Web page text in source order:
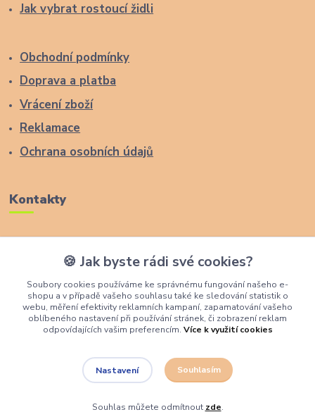
Jak vybrat rostoucí židli
Obchodní podmínky
Doprava a platba
Vrácení zboží
Reklamace
Ochrana osobních údajů
Kontakty
+420 774 291 043
info@rostouci-zidle.cz
🍪 Jak byste rádi své cookies?
Soubory cookies používáme ke správnému fungování našeho e-
shopu a v případě vašeho souhlasu také ke sledování statistik o
webu, měření efektivity reklamních kampaní, zapamatování vašeho
oblíbeného nastavení při používání stránek, či zobrazení reklam
odpovídajících vašim preferencím. Více k využití cookies
Nastavení Souhlasím
Souhlas můžete odmítnout zde.